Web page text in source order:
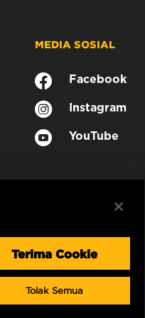
MEDIA SOSIAL
Facebook
Instagram
YouTube
Terima Cookie
Tolak Semua